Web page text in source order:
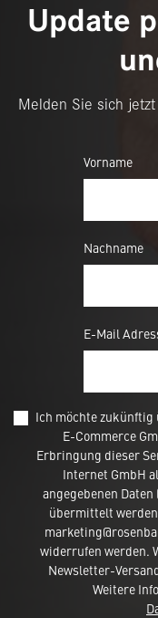
Update
Melden Sie sich
Vorname
Nachname
E-Mail
Ich möchte zukünftig
E-Commerce
Erbringung dieser
Internet GmbH
angegebenen
übermittelt
widerrufen werden.
Newsletter-
Weitere